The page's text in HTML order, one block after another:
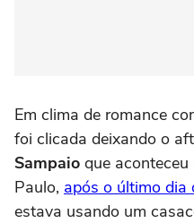
Em clima de romance
foi clicada deixando o
Sampaio que
Paulo, após o último dia
estava usando um